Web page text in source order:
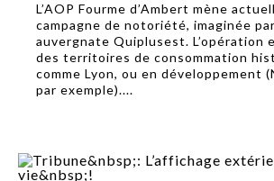
L’AOP Fourme d’Ambert mène
campagne de notoriété, imaginée
auvergnate Quiplusest. L’opération
des territoires de consommation
comme Lyon, ou en développement
par exemple)....